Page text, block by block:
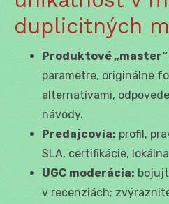
duplicitných
Produktové
parametre, originálne
alternatívami,
návody.
Predajcovia: profil,
SLA, certifikácie,
UGC moderácia:
v recenziách;